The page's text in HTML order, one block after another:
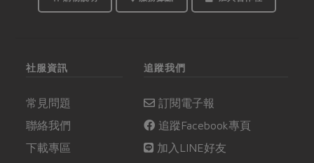
社服資訊
常見問題
聯絡我們
下載專區
追蹤我們
訂閱電子報
追蹤Facebook專頁
加入LINE好友